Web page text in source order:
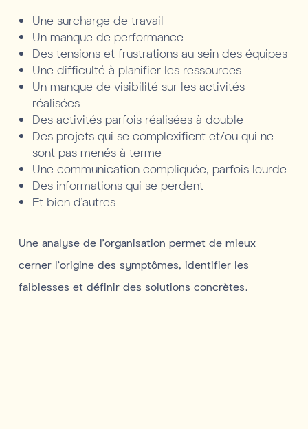
Une surcharge de travail
Un manque de performance
Des tensions et frustrations au sein des équipes
Une difficulté à planifier les ressources
Un manque de visibilité sur les activités
réalisées
Des activités parfois réalisées à double
Des projets qui se complexifient et/ou qui ne
sont pas menés à terme
Une communication compliquée, parfois lourde
Des informations qui se perdent
Et bien d’autres
Une analyse de l’organisation permet de mieux
cerner l’origine des symptômes, identifier les
faiblesses et définir des solutions concrètes.